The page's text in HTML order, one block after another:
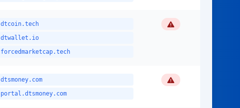
dtcoin.tech
dtwallet.io
forcedmarketcap.tech
Flagged
dtsmoney.com
portal.dtsmoney.com
Flagged